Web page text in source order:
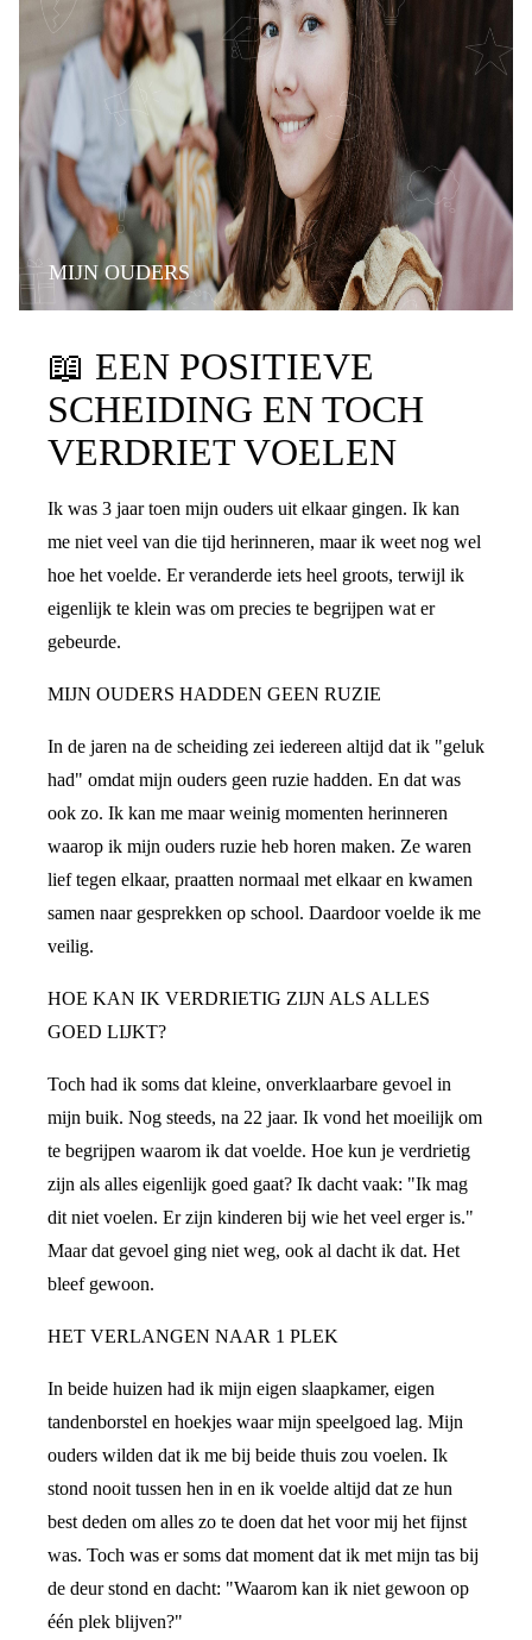
MIJN OUDERS
📖 EEN POSITIEVE
SCHEIDING EN TOCH
VERDRIET VOELEN
Ik was 3 jaar toen mijn ouders uit elkaar gingen. Ik kan
me niet veel van die tijd herinneren, maar ik weet nog wel
hoe het voelde. Er veranderde iets heel groots, terwijl ik
eigenlijk te klein was om precies te begrijpen wat er
gebeurde.
MIJN OUDERS HADDEN GEEN RUZIE
In de jaren na de scheiding zei iedereen altijd dat ik "geluk
had" omdat mijn ouders geen ruzie hadden. En dat was
ook zo. Ik kan me maar weinig momenten herinneren
waarop ik mijn ouders ruzie heb horen maken. Ze waren
lief tegen elkaar, praatten normaal met elkaar en kwamen
samen naar gesprekken op school. Daardoor voelde ik me
veilig.
HOE KAN IK VERDRIETIG ZIJN ALS ALLES
GOED LIJKT?
Toch had ik soms dat kleine, onverklaarbare gevoel in
mijn buik. Nog steeds, na 22 jaar. Ik vond het moeilijk om
te begrijpen waarom ik dat voelde. Hoe kun je verdrietig
zijn als alles eigenlijk goed gaat? Ik dacht vaak: "Ik mag
dit niet voelen. Er zijn kinderen bij wie het veel erger is."
Maar dat gevoel ging niet weg, ook al dacht ik dat. Het
bleef gewoon.
HET VERLANGEN NAAR 1 PLEK
In beide huizen had ik mijn eigen slaapkamer, eigen
tandenborstel en hoekjes waar mijn speelgoed lag. Mijn
ouders wilden dat ik me bij beide thuis zou voelen. Ik
stond nooit tussen hen in en ik voelde altijd dat ze hun
best deden om alles zo te doen dat het voor mij het fijnst
was. Toch was er soms dat moment dat ik met mijn tas bij
de deur stond en dacht: "Waarom kan ik niet gewoon op
één plek blijven?"